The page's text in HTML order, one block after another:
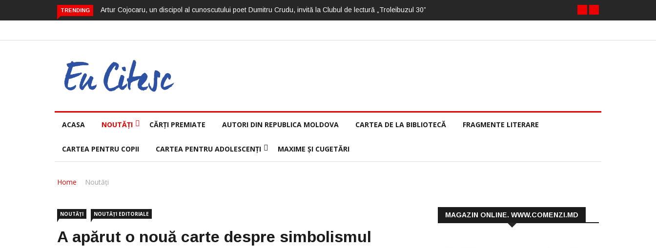
TRENDING Artur Cojocaru, un discipol al cunoscutului poet Dumitru Crudu, invită la Clubul de lectură „Troleibuzul 30”
ACASA NOUTĂȚI CĂRȚI PREMIATE AUTORI DIN REPUBLICA MOLDOVA CARTEA DE LA BIBLIOTECĂ FRAGMENTE LITERARE
CARTEA PENTRU COPII CARTEA PENTRU ADOLESCENȚI MAXIME ȘI CUGETĂRI
Home Noutăți
NOUTĂȚI NOUTĂȚI EDITORIALE
A apărut o nouă carte despre simbolismul
MAGAZIN ONLINE. WWW.COMENZI.MD